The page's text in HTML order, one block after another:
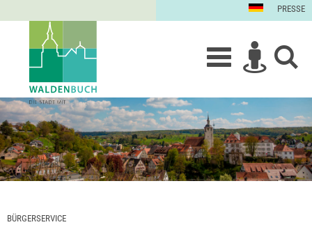
PRESSE
BÜRGERSERVICE